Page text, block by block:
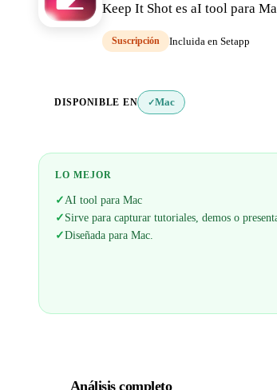
Keep It Shot es aI tool para
Suscripción Incluida en Setapp
DISPONIBLE EN ✓Mac
LO MEJOR
✓AI tool para Mac
✓ Sirve para capturar tutoriales, demos o
✓Diseñada para Mac.
Análisis completo